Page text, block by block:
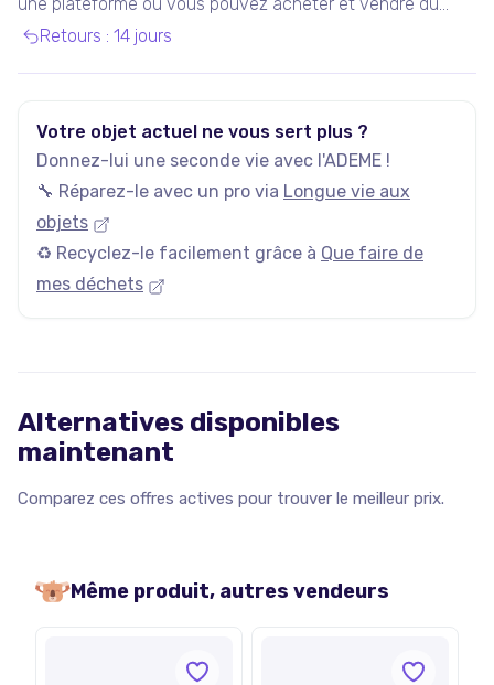
mobilier et des décorations uniques de seconde main,
Retours : 14 jours
Votre objet actuel ne vous sert plus ?
Donnez-lui une seconde vie avec l'ADEME !
🔧 Réparez-le avec un pro via Longue vie aux
objets
♻️ Recyclez-le facilement grâce à Que faire de
mes déchets
Alternatives disponibles
maintenant
Comparez ces offres actives pour trouver le meilleur prix.
Même produit, autres vendeurs